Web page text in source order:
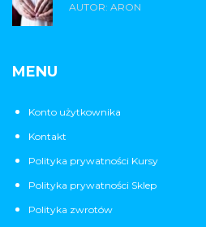
AUTOR: ARON
MENU
Konto użytkownika
Kontakt
Polityka prywatności Kursy
Polityka prywatności Sklep
Polityka zwrotów